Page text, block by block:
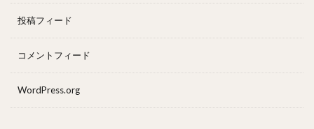
投稿フィード
コメントフィード
WordPress.org